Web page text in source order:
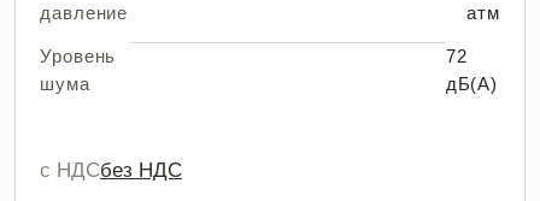
давление
атм
Уровень
шума
72
дБ(А)
с НДСбез НДС